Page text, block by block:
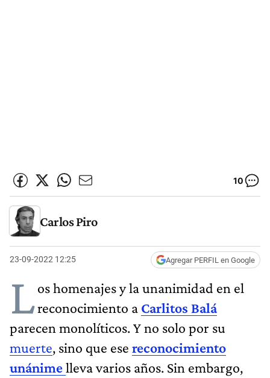
10
Carlos Piro
23-09-2022 12:25 Agregar PERFIL en Google
Los homenajes y la unanimidad en el
reconocimiento a Carlitos Balá
parecen monolíticos. Y no solo por su
muerte, sino que ese reconocimiento
unánimelleva varios años. Sin embargo,